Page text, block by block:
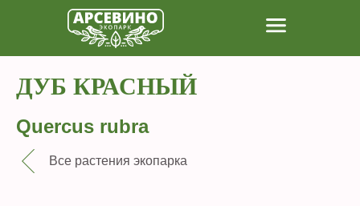
ДУБ КРАСНЫЙ
Quercus rubra
Все растения экопарка